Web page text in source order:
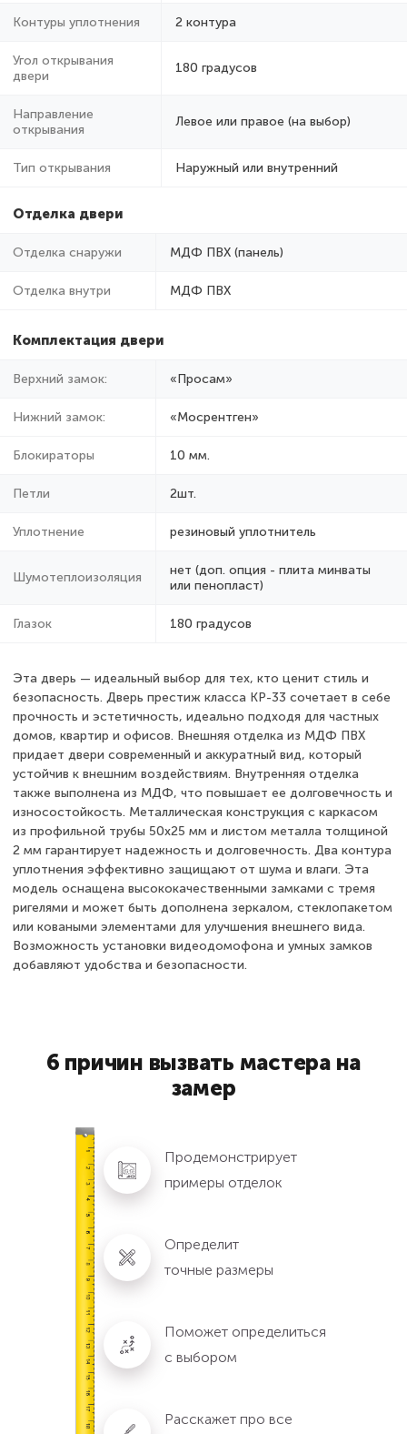
Контуры уплотнения 2 контура
Угол открывания
двери
180 градусов
Направление
открывания
Левое или правое (на выбор)
Тип открывания Наружный или внутренний
Отделка двери
Отделка снаружи МДФ ПВХ (панель)
Отделка внутри МДФ ПВХ
Комплектация двери
Верхний замок: «Просам»
Нижний замок: «Мосрентген»
Блокираторы 10 мм.
Петли 2шт.
Уплотнение резиновый уплотнитель
Шумотеплоизоляция
нет (доп. опция - плита минваты
или пенопласт)
Глазок 180 градусов
Эта дверь — идеальный выбор для тех, кто ценит стиль и
безопасность. Дверь престиж класса КР-33 сочетает в себе
прочность и эстетичность, идеально подходя для частных
домов, квартир и офисов. Внешняя отделка из МДФ ПВХ
придает двери современный и аккуратный вид, который
устойчив к внешним воздействиям. Внутренняя отделка
также выполнена из МДФ, что повышает ее долговечность и
износостойкость. Металлическая конструкция с каркасом
из профильной трубы 50х25 мм и листом металла толщиной
2 мм гарантирует надежность и долговечность. Два контура
уплотнения эффективно защищают от шума и влаги. Эта
модель оснащена высококачественными замками с тремя
ригелями и может быть дополнена зеркалом, стеклопакетом
или коваными элементами для улучшения внешнего вида.
Возможность установки видеодомофона и умных замков
добавляют удобства и безопасности.
6 причин вызвать мастера на
замер
Продемонстрирует
примеры отделок
Определит
точные размеры
Поможет определиться
с выбором
Расскажет про все